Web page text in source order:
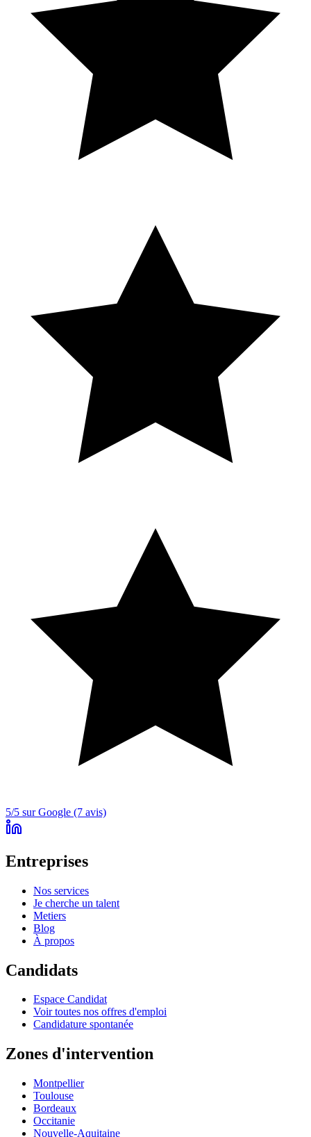
5/5 sur Google (7 avis)
Entreprises
Nos services
Je cherche un talent
Metiers
Blog
À propos
Candidats
Espace Candidat
Voir toutes nos offres d'emploi
Candidature spontanée
Zones d'intervention
Montpellier
Toulouse
Bordeaux
Occitanie
Nouvelle-Aquitaine